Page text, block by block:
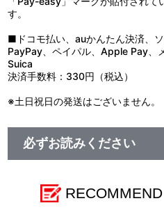
す。
■ドコモ払い、auかんたん決済、
PayPay、ペイパル、Apple Pay、
Suica
決済手数料：330円（税込）
※土日祝日の発送はございません。
必ずお読みください
販売元 (株)バンダイナムコフィ